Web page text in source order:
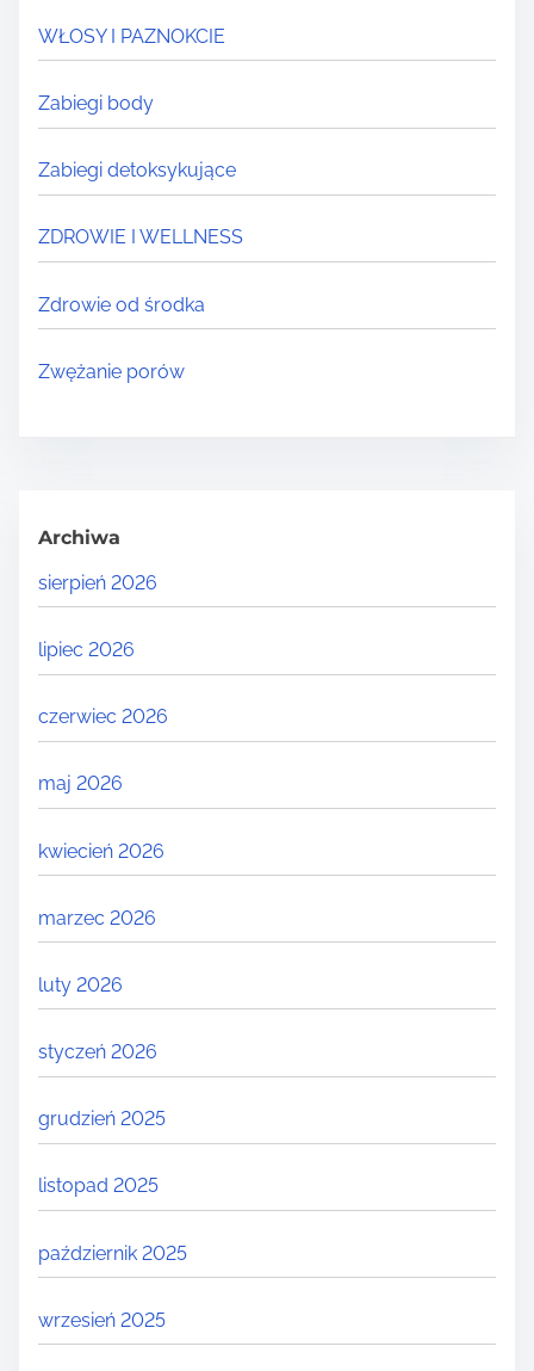
WŁOSY I PAZNOKCIE
Zabiegi body
Zabiegi detoksykujące
ZDROWIE I WELLNESS
Zdrowie od środka
Zwężanie porów
Archiwa
sierpień 2026
lipiec 2026
czerwiec 2026
maj 2026
kwiecień 2026
marzec 2026
luty 2026
styczeń 2026
grudzień 2025
listopad 2025
październik 2025
wrzesień 2025